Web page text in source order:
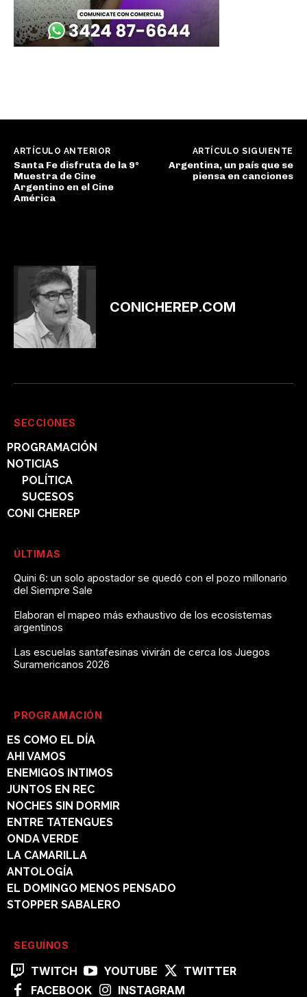
ARTÍCULO ANTERIOR
Santa Fe disfruta de la 9°
Muestra de Cine
Argentino en el Cine
América
ARTÍCULO SIGUIENTE
Argentina, un país que se
piensa en canciones
CONICHEREP.COM
SECCIONES
PROGRAMACIÓN
NOTICIAS
POLÍTICA
SUCESOS
CONI CHEREP
ÚLTIMAS
Quini 6: un solo apostador se quedó con el pozo millonario
del Siempre Sale
Elaboran el mapeo más exhaustivo de los ecosistemas
argentinos
Las escuelas santafesinas vivirán de cerca los Juegos
Suramericanos 2026
PROGRAMACIÓN
ES COMO EL DÍA
AHI VAMOS
ENEMIGOS INTIMOS
JUNTOS EN REC
NOCHES SIN DORMIR
ENTRE TATENGUES
ONDA VERDE
LA CAMARILLA
ANTOLOGÍA
EL DOMINGO MENOS PENSADO
STOPPER SABALERO
SEGUÍNOS
TWITCH YOUTUBE
TWITTER
FACEBOOK
INSTAGRAM